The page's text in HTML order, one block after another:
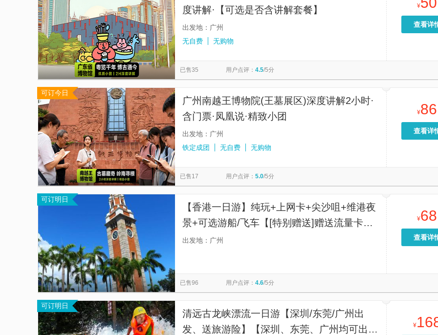
度讲解·【可选是否含讲解套餐】
出发地：广州
无自费
无购物
¥
查看详
已售35 用户点评： 4.5/5分
可订今日
广州南越王博物院(王墓展区)深度讲解2小时·
含门票·凤凰说·精致小团
出发地：广州
铁定成团
无自费 无购物
¥86
查看详
已售17 用户点评： 5.0/5分
可订明日
【香港一日游】纯玩+上网卡+尖沙咀+维港夜
景+可选游船/飞车【[特别赠送]赠送流量卡
（满12岁即赠送一张），让您无需开通国际
出发地：广州
¥68
查看详
已售96 用户点评： 4.6/5分
可订明日
清远古龙峡漂流一日游【深圳/东莞/广州出
发、送旅游险】【深圳、东莞、广州均可出
¥